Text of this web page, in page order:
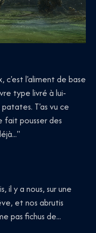
c'est l'aliment de base
type livré à lui-
T'as vu ce
fait pousser des
il y a nous, sur une
et nos abrutis
pas fichus de...